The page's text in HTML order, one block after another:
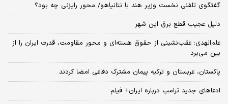
گفتگوی تلفنی نخست وزیر هند با نتانیاهو/ محور رایزنی چه بود؟
دلیل عجیب قطع برق این شهر
علم‌الهدی: عقب‌نشینی از حقوق هسته‌ای و محور مقاومت، قدرت ایران را از
بین می‌برد
پاکستان، عربستان و ترکیه پیمان مشترک دفاعی امضا کردند
ادعاهای جدید ترامپ درباره ایران+ فیلم